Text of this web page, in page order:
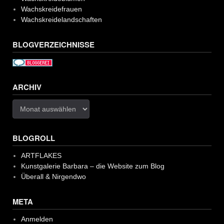
Wachskreidefrauen
Wachskreidelandschaften
BLOGVERZEICHNISSE
ARCHIV
BLOGROLL
ARTFLAKES
Kunstgalerie Barbara – die Website zum Blog
Überall & Nirgendwo
META
Anmelden